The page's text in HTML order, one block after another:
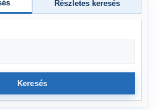
Részletes keresés
Keresés